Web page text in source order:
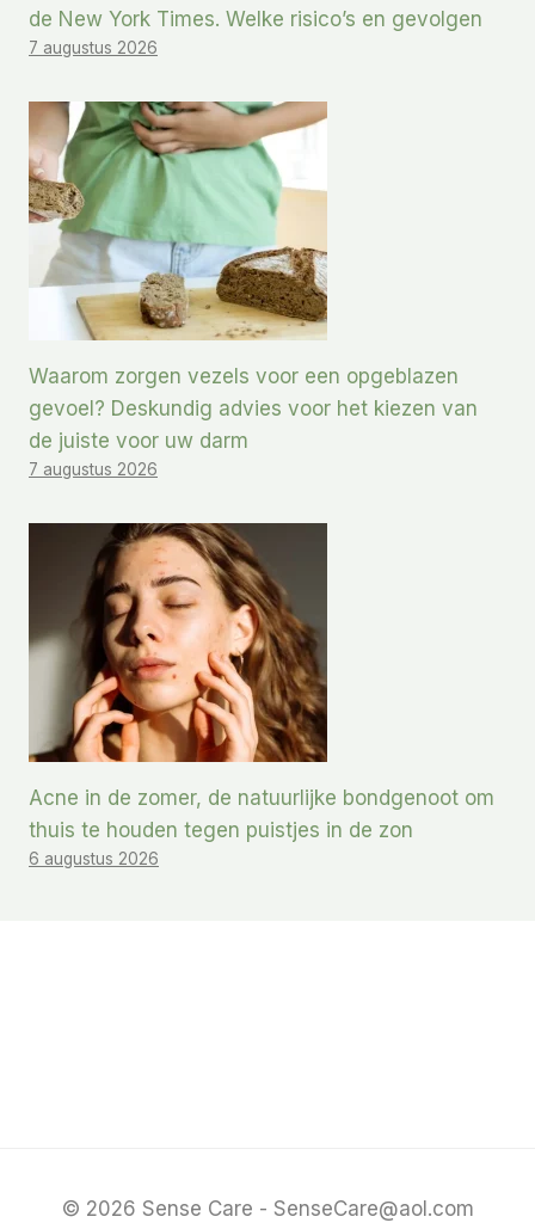
de New York Times. Welke risico’s en gevolgen
7 augustus 2026
Waarom zorgen vezels voor een opgeblazen
gevoel? Deskundig advies voor het kiezen van
de juiste voor uw darm
7 augustus 2026
Acne in de zomer, de natuurlijke bondgenoot om
thuis te houden tegen puistjes in de zon
6 augustus 2026
© 2026 Sense Care - SenseCare@aol.com